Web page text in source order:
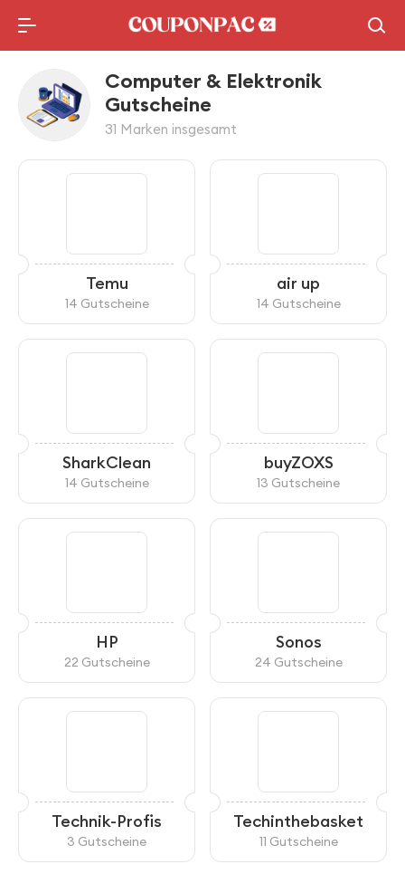
Computer & Elektronik
Gutscheine
31 Marken insgesamt
Temu
14 Gutscheine
air up
14 Gutscheine
SharkClean
14 Gutscheine
buyZOXS
13 Gutscheine
HP
22 Gutscheine
Sonos
24 Gutscheine
Technik-Profis
3 Gutscheine
Techinthebasket
11 Gutscheine